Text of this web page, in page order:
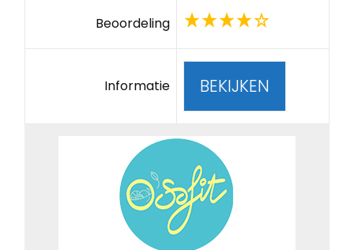
Beoordeling
Informatie BEKIJKEN